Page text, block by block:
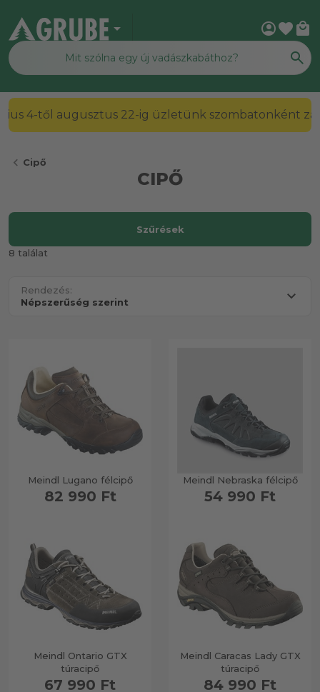
arrow_drop_down account_circlefavorite local_mall
2026. július 4-től augusztus 22-ig üzletünk
chevron_left Cipő
CIPŐ
8 találat
Rendezés:
Meindl Lugano félcipő
82 990 Ft
Meindl Nebraska félcipő
54 990 Ft
Meindl Ontario GTX
túracipő
67 990 Ft
Meindl Caracas Lady GTX
túracipő
84 990 Ft
Szűrések